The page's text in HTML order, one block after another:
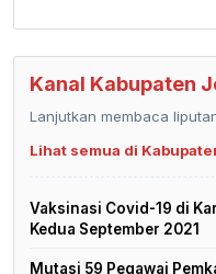
Kanal Kabupaten
Lanjutkan membaca
Lihat semua di
Vaksinasi Covid-19 di
Kedua September 2021
Mutasi 59 Pegawai